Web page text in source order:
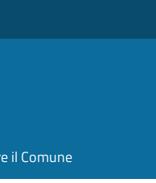
il Comune